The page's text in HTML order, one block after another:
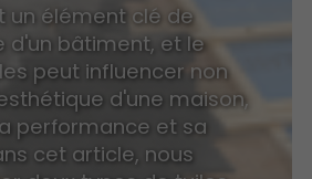
un élément clé de
d'un bâtiment, et le
peut influencer non
d'une maison,
performance et sa
cet article, nous